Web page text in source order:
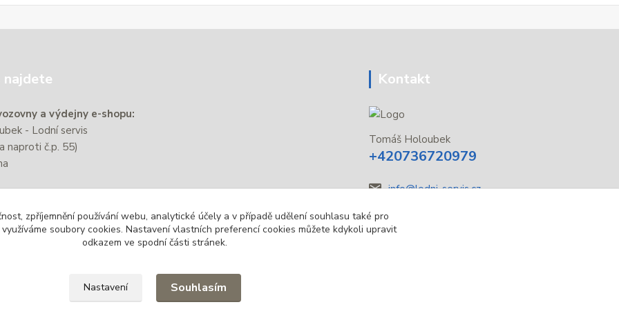
najdete
a výdejny e-shopu:
- Lodní servis
naproti č.p. 55)
Zbýšov-Městský
Kontakt
Tomáš Holoubek
+420736720979
info@lodni-servis.cz
zpříjemnění používání webu, analytické účely a v případě udělení souhlasu také pro
soubory cookies. Nastavení vlastních preferencí cookies můžete kdykoli upravit
odkazem ve spodní části stránek.
Nastavení Souhlasím